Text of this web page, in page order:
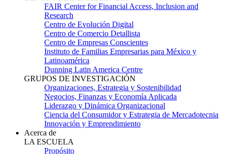
FAIR Center for Financial Access, Inclusion and
Research
Centro de Evolución Digital
Centro de Comercio Detallista
Centro de Empresas Conscientes
Instituto de Familias Empresarias para México y
Latinoamérica
Dunning Latin America Centre
GRUPOS DE INVESTIGACIÓN
Organizaciones, Estrategia y Sostenibilidad
Negocios, Finanzas y Economía Aplicada
Liderazgo y Dinámica Organizacional
Ciencia del Consumidor y Estrategia de Mercadotecnia
Innovación y Emprendimiento
Acerca de
LA ESCUELA
Propósito